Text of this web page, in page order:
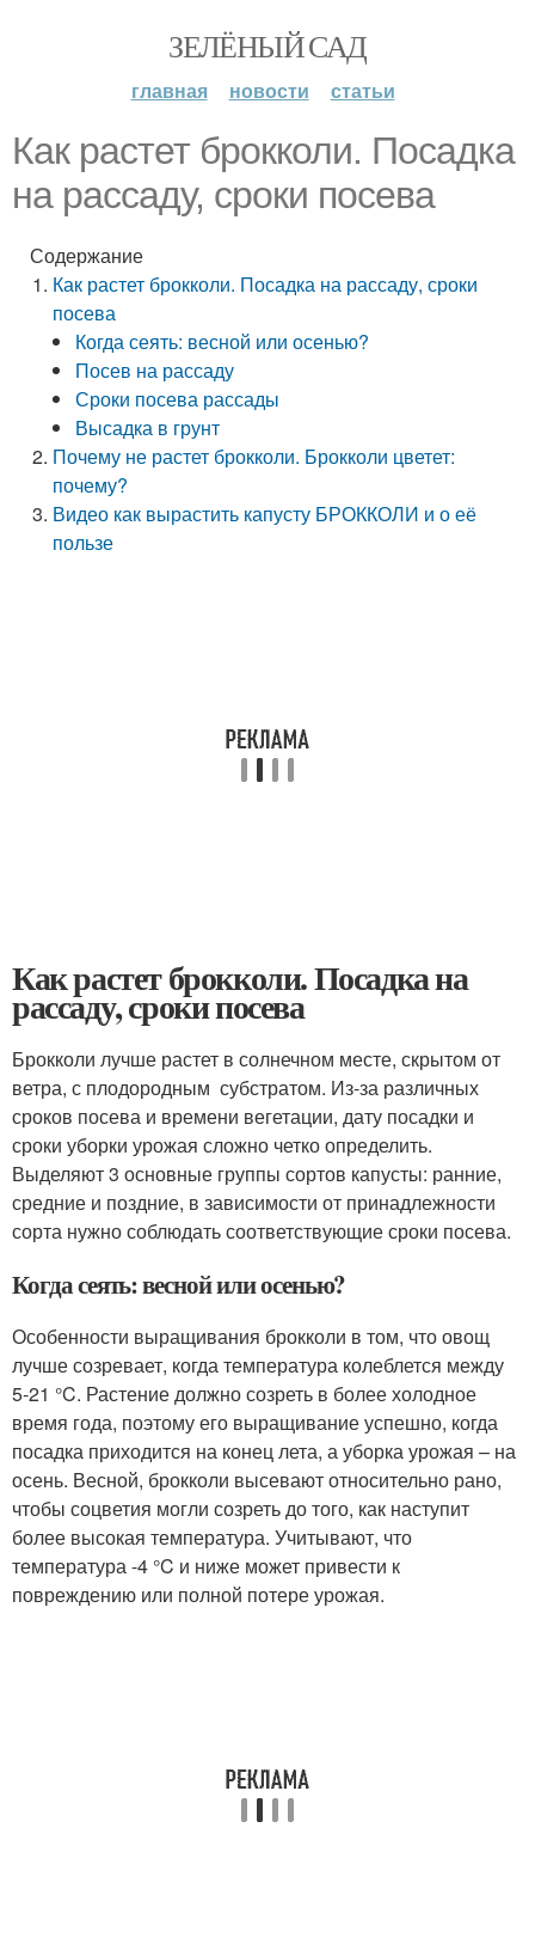
ЗЕЛЁНЫЙ САД
главная новости статьи
Как растет брокколи. Посадка
на рассаду, сроки посева
Содержание
Как растет брокколи. Посадка на рассаду, сроки
посева
Когда сеять: весной или осенью?
Посев на рассаду
Сроки посева рассады
Высадка в грунт
Почему не растет брокколи. Брокколи цветет:
почему?
Видео как вырастить капусту БРОККОЛИ и о её
пользе
Как растет брокколи. Посадка на
рассаду, сроки посева
Брокколи лучше растет в солнечном месте, скрытом от
ветра, с плодородным субстратом. Из-за различных
сроков посева и времени вегетации, дату посадки и
сроки уборки урожая сложно четко определить.
Выделяют 3 основные группы сортов капусты: ранние,
средние и поздние, в зависимости от принадлежности
сорта нужно соблюдать соответствующие сроки посева.
Когда сеять: весной или осенью?
Особенности выращивания брокколи в том, что овощ
лучше созревает, когда температура колеблется между
5-21 °C. Растение должно созреть в более холодное
время года, поэтому его выращивание успешно, когда
посадка приходится на конец лета, а уборка урожая – на
осень. Весной, брокколи высевают относительно рано,
чтобы соцветия могли созреть до того, как наступит
более высокая температура. Учитывают, что
температура -4 °C и ниже может привести к
повреждению или полной потере урожая.